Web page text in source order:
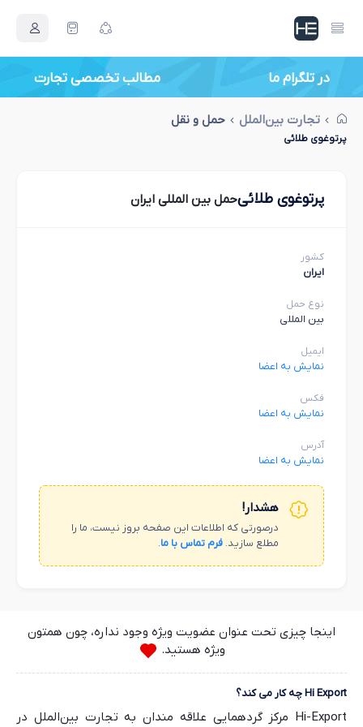
در تلگرام ما مطالب تخصصی تجارت
تجارت بین‌الملل حمل و نقل
پرتوغوی طلائی
پرتوغوی طلائیحمل بین المللی ایران
کشور
ایران
نوع حمل
بین المللی
ایمیل
نمایش به اعضا
فکس
نمایش به اعضا
آدرس
نمایش به اعضا
هشدار!
درصورتی که اطلاعات این صفحه بروز نیست، ما را
مطلع سازید. فرم تماس با ما.
اینجا چیزی تحت عنوان عضویت ویژه وجود نداره، چون همتون
ویژه هستید.
Hi Export چه کار می کند؟
Hi-Export مرکز گردهمایی علاقه مندان به تجارت بین‌الملل در